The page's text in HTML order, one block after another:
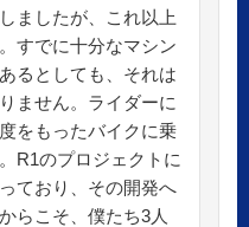
ましたが、これ以上
すでに十分なマシン
るとしても、それは
ません。ライダーに
をもったバイクに乗
R1のプロジェクトに
ており、その開発へ
らこそ、僕たち3人